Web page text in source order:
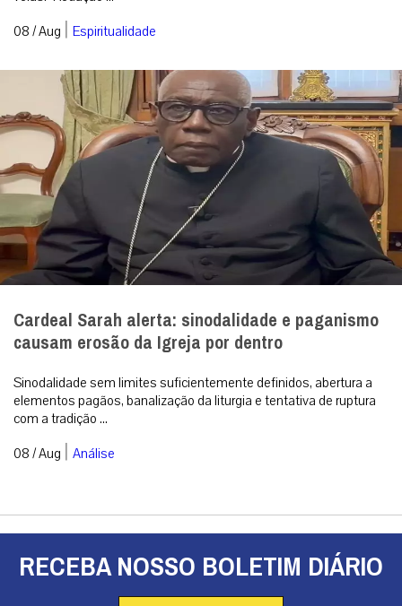
08 / Aug | Espiritualidade
Cardeal Sarah alerta: sinodalidade e paganismo
causam erosão da Igreja por dentro
Sinodalidade sem limites suficientemente definidos, abertura a
elementos pagãos, banalização da liturgia e tentativa de ruptura
com a tradição ...
08 / Aug | Análise
RECEBA NOSSO BOLETIM DIÁRIO